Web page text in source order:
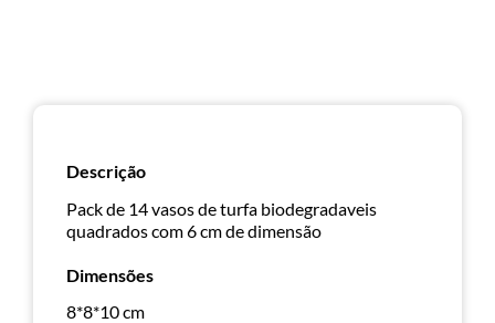
Descrição
Pack de 14 vasos de turfa biodegradaveis
quadrados com 6 cm de dimensão
Dimensões
8*8*10 cm